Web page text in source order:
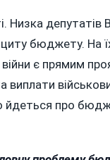
Низка депутатів
бюджету. На
є прямим
виплати
йдеться про